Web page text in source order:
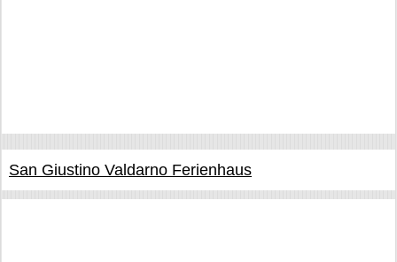
San Giustino Valdarno Ferienhaus